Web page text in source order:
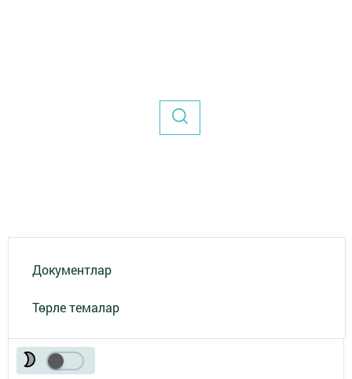
Документлар
Төрле темалар